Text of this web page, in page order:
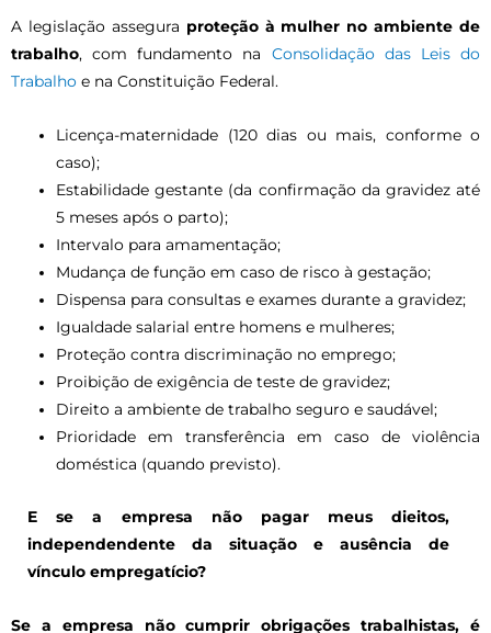
A legislação assegura proteção à mulher no ambiente de
trabalho, com fundamento na Consolidação das Leis do
Trabalho e na Constituição Federal.
Licença-maternidade (120 dias ou mais, conforme o
caso);
Estabilidade gestante (da confirmação da gravidez até
5 meses após o parto);
Intervalo para amamentação;
Mudança de função em caso de risco à gestação;
Dispensa para consultas e exames durante a gravidez;
Igualdade salarial entre homens e mulheres;
Proteção contra discriminação no emprego;
Proibição de exigência de teste de gravidez;
Direito a ambiente de trabalho seguro e saudável;
Prioridade em transferência em caso de violência
doméstica (quando previsto).
E se a empresa não pagar meus dieitos,
independendente da situação e ausência de
vínculo empregatício?
Se a empresa não cumprir obrigações trabalhistas, é